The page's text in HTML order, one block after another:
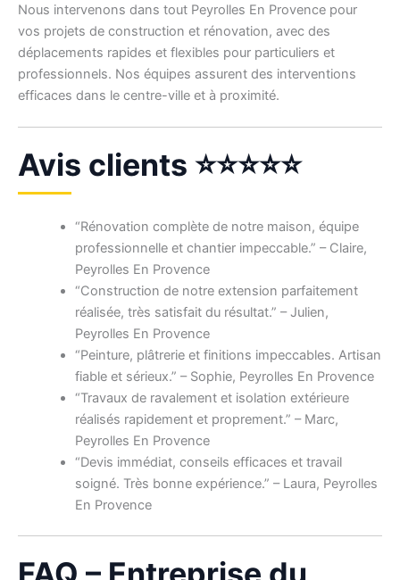
Nous intervenons dans tout Peyrolles En Provence pour
vos projets de construction et rénovation, avec des
déplacements rapides et flexibles pour particuliers et
professionnels. Nos équipes assurent des interventions
efficaces dans le centre-ville et à proximité.
Avis clients ⭐⭐⭐⭐⭐
“Rénovation complète de notre maison, équipe
professionnelle et chantier impeccable.” – Claire,
Peyrolles En Provence
“Construction de notre extension parfaitement
réalisée, très satisfait du résultat.” – Julien,
Peyrolles En Provence
“Peinture, plâtrerie et finitions impeccables. Artisan
fiable et sérieux.” – Sophie, Peyrolles En Provence
“Travaux de ravalement et isolation extérieure
réalisés rapidement et proprement.” – Marc,
Peyrolles En Provence
“Devis immédiat, conseils efficaces et travail
soigné. Très bonne expérience.” – Laura, Peyrolles
En Provence